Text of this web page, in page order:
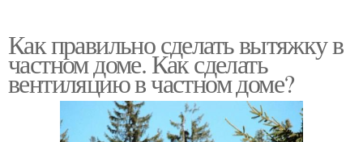
Как правильно сделать вытяжку в
частном доме. Как сделать
вентиляцию в частном доме?